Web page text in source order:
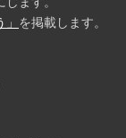
を掲載します。